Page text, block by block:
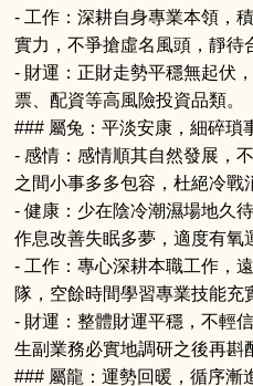
- 工作：深耕自身專業本領，
實力，不爭搶虛名風頭，靜待
- 財運：正財走勢平穩無起伏
票、配資等高風險投資品類。
### 屬兔：平淡安康，細碎瑣
- 感情：感情順其自然發展，
之間小事多多包容，杜絕冷戰
- 健康：少在陰冷潮濕場地久
作息改善失眠多夢，適度有氧
- 工作：專心深耕本職工作，
隊，空餘時間學習專業技能充
- 財運：整體財運平穩，不輕
生副業務必實地調研之後再斟
### 屬龍：運勢回暖，循序漸